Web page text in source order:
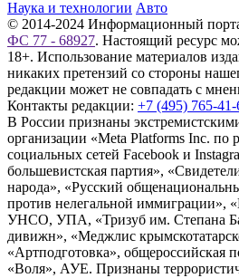
Наука и технологии Авто
© 2014-2024 Информационный
ФС 77 - 68927. Настоящий ресурс
18+. Использование материалов
никаких претензий со стороны
редакции может не совпадать с
Контакты редакции: +7 (495) 765-41-
В России признаны
организации «Meta Platforms Inc. по
социальных сетей Facebook и
большевистская партия»,
народа», «Русский
против нелегальной иммиграции»,
УНСО, УПА, «Тризуб им. Степана
дивижн», «Меджлис
«Артподготовка», общероссийская
«Воля», АУЕ. Признаны